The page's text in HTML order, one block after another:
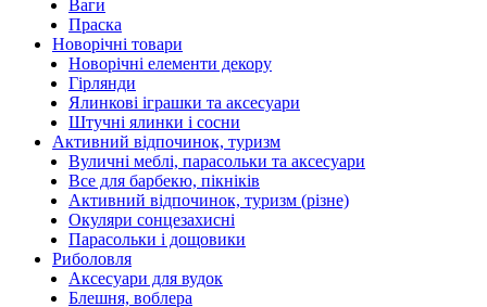
Ваги
Праска
Новорічні товари
Новорічні елементи декору
Гірлянди
Ялинкові іграшки та аксесуари
Штучні ялинки і сосни
Активний відпочинок, туризм
Вуличні меблі, парасольки та аксесуари
Все для барбекю, пікніків
Активний відпочинок, туризм (різне)
Окуляри сонцезахисні
Парасольки і дощовики
Риболовля
Аксесуари для вудок
Блешня, воблера